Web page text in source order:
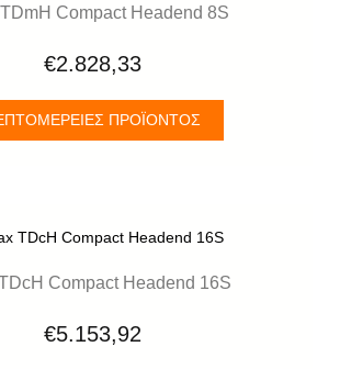
Compact Headend 8S
€2.828,33
ΠΡΟΪΌΝΤΟΣ
Compact Headend 16S
€5.153,92